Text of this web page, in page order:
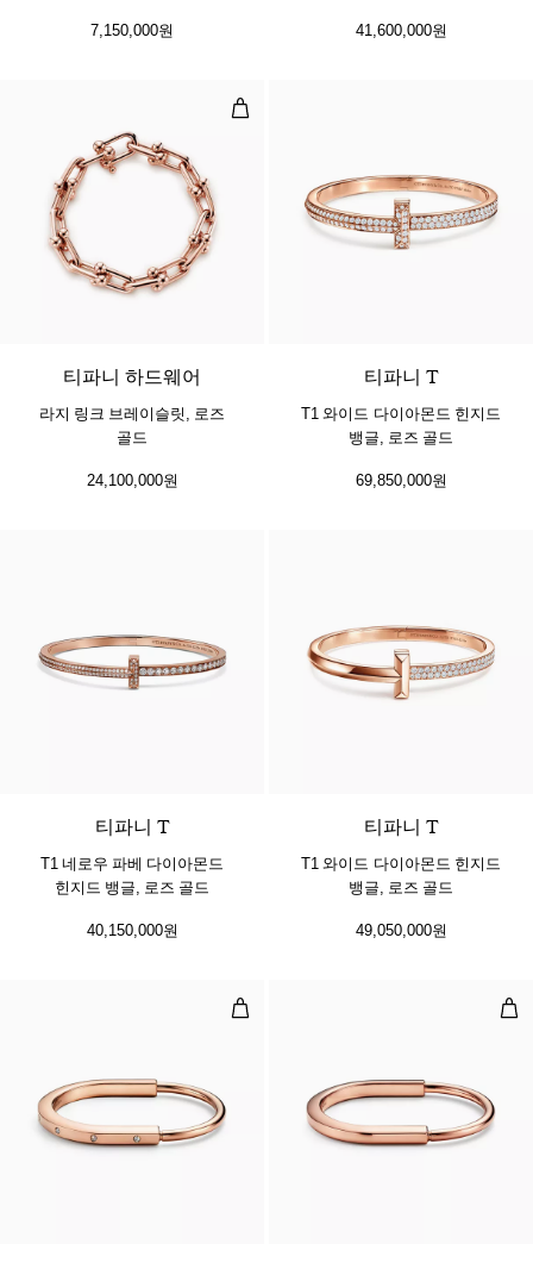
7,150,000원
41,600,000원
라지 링크 브레이슬릿, 로즈 골드
티파니 하드웨어
라지 링크 브레이슬릿, 로즈
골드
24,100,000원
티파니 T
T1 와이드 다이아몬드 힌지드
뱅글, 로즈 골드
69,850,000원
티파니 T
T1 네로우 파베 다이아몬드
힌지드 뱅글, 로즈 골드
40,150,000원
티파니 T
T1 와이드 다이아몬드 힌지드
뱅글, 로즈 골드
49,050,000원
뱅글, 로즈 골드, 다이아몬드 액센트
뱅